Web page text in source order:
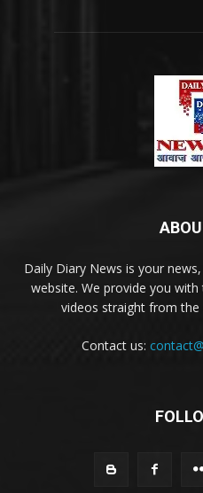
Daily Diary News is your
website. We provide you
videos straight from
Contact us: